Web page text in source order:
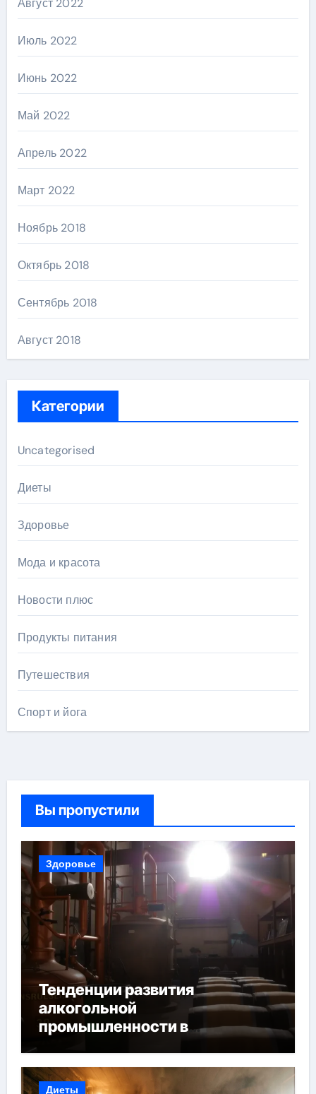
Август 2022
Июль 2022
Июнь 2022
Май 2022
Апрель 2022
Март 2022
Ноябрь 2018
Октябрь 2018
Сентябрь 2018
Август 2018
Категории
Uncategorised
Диеты
Здоровье
Мода и красота
Новости плюс
Продукты питания
Путешествия
Спорт и йога
Вы пропустили
Здоровье
Тенденции развития
алкогольной
промышленности в
Диеты